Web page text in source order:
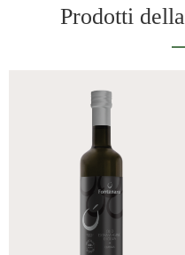
Prodotti